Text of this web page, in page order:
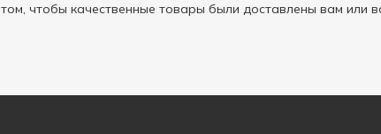
том, чтобы качественные товары были доставлены вам или